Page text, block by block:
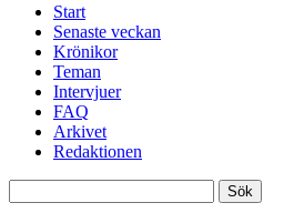
Start
Senaste veckan
Krönikor
Teman
Intervjuer
FAQ
Arkivet
Redaktionen